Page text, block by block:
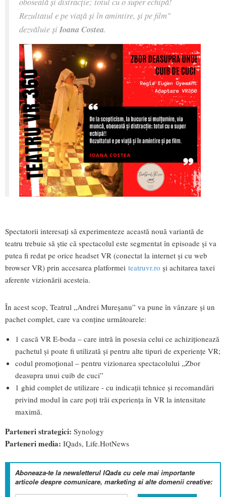
Rezultatul e pe viață și în amintire, și pe film"
dezvăluie șiIoana Costea.
Spectatorii interesați să experimenteze această nouă variantă de
teatru trebuie să știe că spectacolul este segmentat în episoade și va
putea fi redat pe orice headset VR (conectat la internet și cu web
browser VR) prin accesarea platformei teatruvr.ro și achitarea taxei
aferente vizionării acesteia.
În acest scop, Teatrul „Andrei Mureșanu” va pune în vânzare și un
pachet complet, care va conține următoarele:
1 cască VR E-boda – care intră în posesia celui ce achiziționează
pachetul și poate fi utilizată și pentru alte tipuri de experiențe VR;
codul promoțional – pentru vizionarea spectacolului „Zbor
deasupra unui cuib de cuci”
1 ghid complet de utilizare - cu indicații tehnice și recomandări
privind modul în care poți trăi experiența în VR la intensitate
maximă.
Parteneri strategici: Synology
Parteneri media: IQads, Life.HotNews
Aboneaza-te la newsletterul IQads cu cele mai importante
articole despre comunicare, marketing si alte domenii creative: